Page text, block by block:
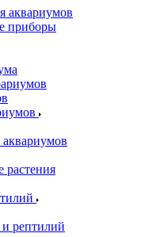
аквариумов
приборы
растения
рептилий